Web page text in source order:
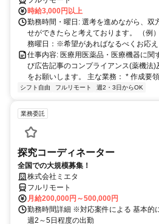
時給3,000円以上
勤務時間・曜日: 選考を進めながら、双
せができたらと考えております。 （例
務曜日：※希望があればなるべくお応え
仕事内容: 医療用医薬品・医療機器に関
び広告記事のコンプライアンス(薬機法
をお願いします。 主な業務： * 作成要
シフト自由 フルリモート 週2・3日からOK
業務委託
探究コーディネーター
全国での大規模募集！
株式会社ミエタ
フルリモート
月給200,000円～500,000円
勤務時間詳細 ※対応案件による 基本的
週2～5日程度の出勤